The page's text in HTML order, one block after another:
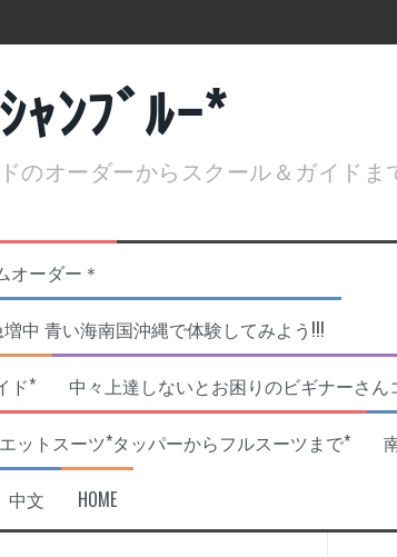
ｬﾝﾌﾞﾙｰ*
のオーダーからスクール＆ガイドま
オーダー＊
青い海南国沖縄で体験してみよう!!!
ド* 中々上達しないとお困りのビギナーさん
エットスーツ*タッパーからフルスーツまで*
中文 HOME